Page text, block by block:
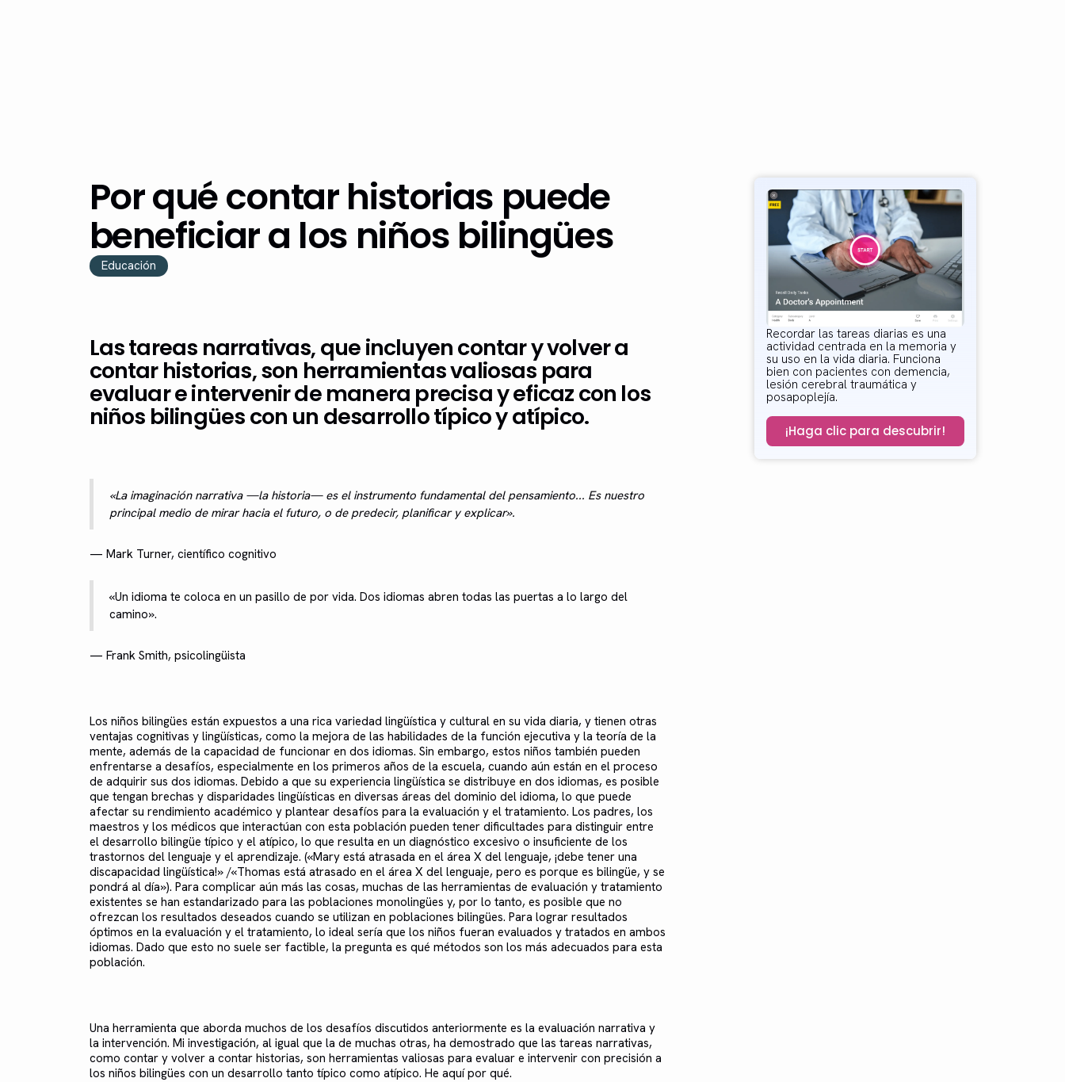
Por qué contar historias puede
beneficiar a los niños bilingües
Educación
Las tareas narrativas, que incluyen contar y volver a
contar historias, son herramientas valiosas para
evaluar e intervenir de manera precisa y eficaz con los
niños bilingües con un desarrollo típico y atípico.
«La imaginación narrativa —la historia— es el instrumento fundamental del pensamiento... Es nuestro
principal medio de mirar hacia el futuro, o de predecir, planificar y explicar».
— Mark Turner, científico cognitivo
«Un idioma te coloca en un pasillo de por vida. Dos idiomas abren todas las puertas a lo largo del
camino».
— Frank Smith, psicolingüista
Los niños bilingües están expuestos a una rica variedad lingüística y cultural en su vida diaria, y tienen otras
ventajas cognitivas y lingüísticas, como la mejora de las habilidades de la función ejecutiva y la teoría de la
mente, además de la capacidad de funcionar en dos idiomas. Sin embargo, estos niños también pueden
enfrentarse a desafíos, especialmente en los primeros años de la escuela, cuando aún están en el proceso
de adquirir sus dos idiomas. Debido a que su experiencia lingüística se distribuye en dos idiomas, es posible
que tengan brechas y disparidades lingüísticas en diversas áreas del dominio del idioma, lo que puede
afectar su rendimiento académico y plantear desafíos para la evaluación y el tratamiento. Los padres, los
maestros y los médicos que interactúan con esta población pueden tener dificultades para distinguir entre
el desarrollo bilingüe típico y el atípico, lo que resulta en un diagnóstico excesivo o insuficiente de los
trastornos del lenguaje y el aprendizaje. («Mary está atrasada en el área X del lenguaje, ¡debe tener una
discapacidad lingüística!» /«Thomas está atrasado en el área X del lenguaje, pero es porque es bilingüe, y se
pondrá al día»). Para complicar aún más las cosas, muchas de las herramientas de evaluación y tratamiento
existentes se han estandarizado para las poblaciones monolingües y, por lo tanto, es posible que no
ofrezcan los resultados deseados cuando se utilizan en poblaciones bilingües. Para lograr resultados
óptimos en la evaluación y el tratamiento, lo ideal sería que los niños fueran evaluados y tratados en ambos
idiomas. Dado que esto no suele ser factible, la pregunta es qué métodos son los más adecuados para esta
población.
Una herramienta que aborda muchos de los desafíos discutidos anteriormente es la evaluación narrativa y
la intervención. Mi investigación, al igual que la de muchas otras, ha demostrado que las tareas narrativas,
como contar y volver a contar historias, son herramientas valiosas para evaluar e intervenir con precisión a
los niños bilingües con un desarrollo tanto típico como atípico. He aquí por qué.
Recordar las tareas diarias es una
actividad centrada en la memoria y
su uso en la vida diaria. Funciona
bien con pacientes con demencia,
lesión cerebral traumática y
posapoplejía.
¡Haga clic para descubrir!